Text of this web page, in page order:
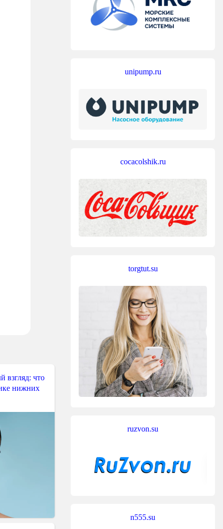
взгляд: что
нижних
unipump.ru
cocacolshik.ru
torgtut.su
ruzvon.su
n555.su